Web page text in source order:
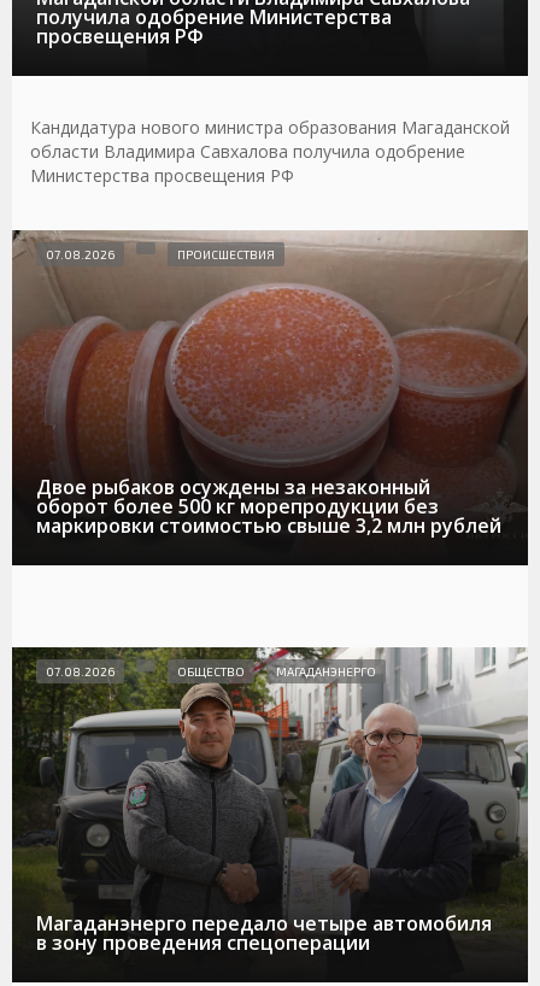
получила одобрение Министерства
просвещения РФ
Кандидатура нового министра образования Магаданской
области Владимира Савхалова получила одобрение
Министерства просвещения РФ
Двое рыбаков осуждены за незаконный
оборот более 500 кг морепродукции без
маркировки стоимостью свыше 3,2 млн рублей
07.08.2026 ПРОИСШЕСТВИЯ
Магаданэнерго передало четыре автомобиля
в зону проведения спецоперации
07.08.2026 ОБЩЕСТВО МАГАДАНЭНЕРГО